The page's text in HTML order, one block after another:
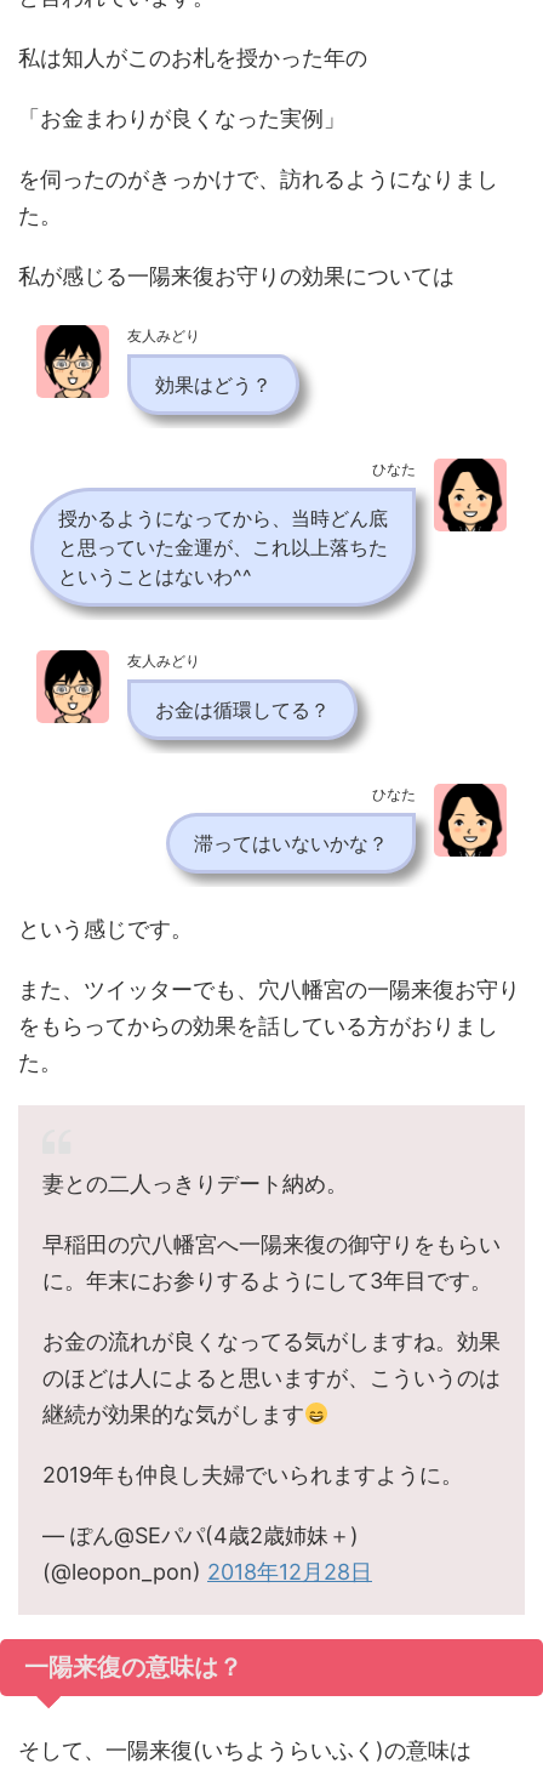
私は知人がこのお札を授かった年の
「お金まわりが良くなった実例」
を伺ったのがきっかけで、訪れるようになりまし
た。
私が感じる一陽来復お守りの効果については
友人みどり
効果はどう？
ひなた
授かるようになってから、当時どん底
と思っていた金運が、これ以上落ちた
ということはないわ^^
友人みどり
お金は循環してる？
ひなた
滞ってはいないかな？
という感じです。
また、ツイッターでも、穴八幡宮の一陽来復お守り
をもらってからの効果を話している方がおりまし
た。
妻との二人っきりデート納め。
早稲田の穴八幡宮へ一陽来復の御守りをもらい
に。年末にお参りするようにして3年目です。
お金の流れが良くなってる気がしますね。効果
のほどは人によると思いますが、こういうのは
継続が効果的な気がします
2019年も仲良し夫婦でいられますように。
— ぽん@SEパパ(4歳2歳姉妹＋)
(@leopon_pon) 2018年12月28日
一陽来復の意味は？
そして、一陽来復(いちようらいふく)の意味は